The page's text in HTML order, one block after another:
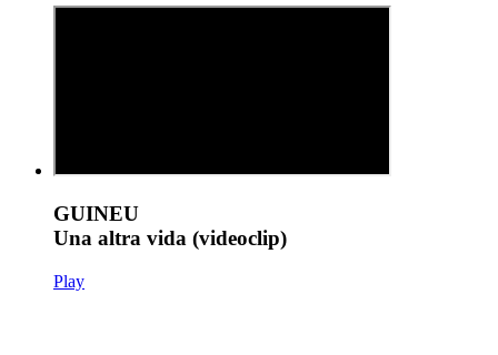
GUINEU
Una altra vida (videoclip)
Play